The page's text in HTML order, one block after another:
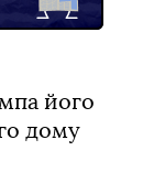
його
дому